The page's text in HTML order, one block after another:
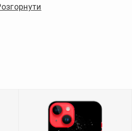
в майбутньому.
- це дуже корисний аксесуар, який
зберегти його цінність і